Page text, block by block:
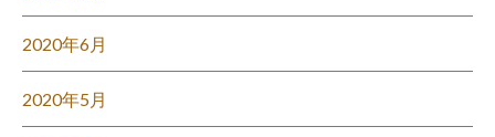
2020年6月
2020年5月